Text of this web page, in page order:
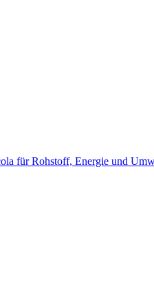
für Rohstoff, Energie und